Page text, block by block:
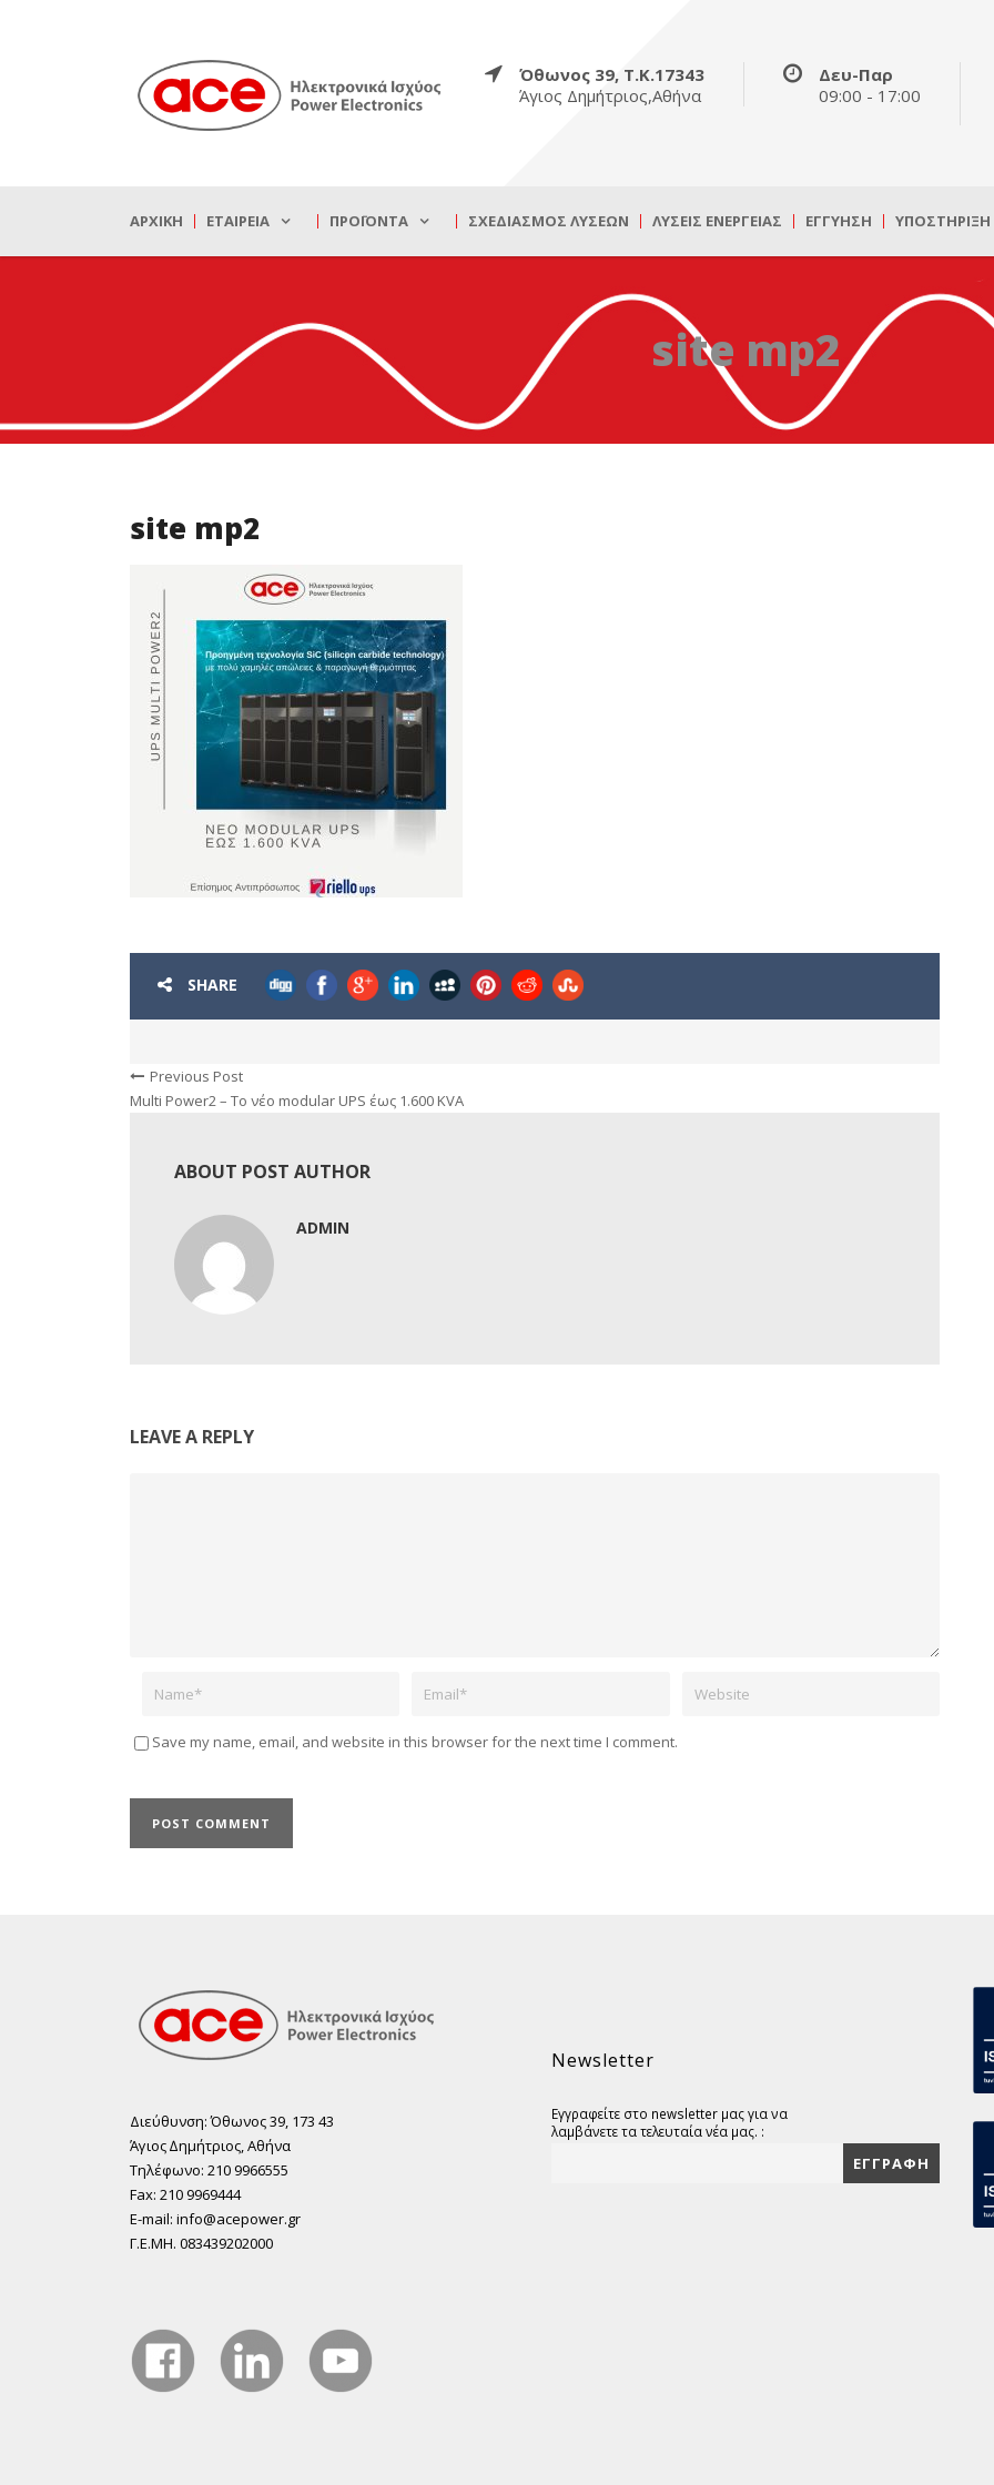
Όθωνος 39, Τ.Κ.17343
Άγιος Δημήτριος,Αθήνα
Δευ-Παρ
09:00 - 17:00
ΑΡΧΙΚΉ ΕΤΑΙΡΕΊΑ ΠΡΟΪΌΝΤΑ ΣΧΕΔΙΑΣΜΌΣ ΛΎΣΕΩΝ ΛΎΣΕΙΣ ΕΝΈΡΓΕΙΑΣ ΕΓΓΎΗΣΗ ΥΠΟΣΤΉΡΙΞΗ
site mp2
site mp2
SHARE
Previous Post
Multi Power2 – Το νέο modular UPS έως 1.600 KVA
ABOUT POST AUTHOR
ADMIN
LEAVE A REPLY
Save my name, email, and website in this browser for the next time I comment.
Διεύθυνση: Όθωνος 39, 173 43
Άγιος ∆ηµήτριος, Αθήνα
Τηλέφωνο: 210 9966555
Fax: 210 9969444
E-mail: info@acepower.gr
Γ.Ε.ΜΗ. 083439202000
Newsletter
Εγγραφείτε στο newsletter μας για να
λαμβάνετε τα τελευταία νέα μας. :